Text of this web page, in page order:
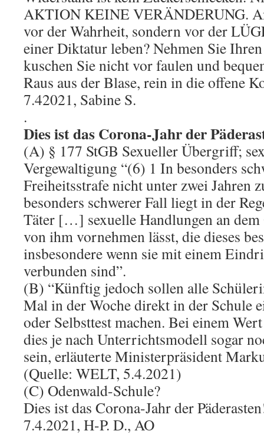
AKTION KEINE VERÄNDERUNG.
vor der Wahrheit, sondern vor der
einer Diktatur leben? Nehmen Sie
kuschen Sie nicht vor faulen und
Raus aus der Blase, rein in die offene
7.42021, Sabine S.
.
Dies ist das Corona-Jahr der
(A) § 177 StGB Sexueller Übergriff;
Vergewaltigung “(6) 1 In besonders
Freiheitsstrafe nicht unter zwei Jahren
besonders schwerer Fall liegt in der
Täter […] sexuelle Handlungen an
von ihm vornehmen lässt, die dieses
insbesondere wenn sie mit einem
verbunden sind”.
(B) “Künftig jedoch sollen alle
Mal in der Woche direkt in der Schule
oder Selbsttest machen. Bei einem
dies je nach Unterrichtsmodell sogar
sein, erläuterte Ministerpräsident
(Quelle: WELT, 5.4.2021)
(C) Odenwald-Schule?
Dies ist das Corona-Jahr der
7.4.2021, H-P. D., AO